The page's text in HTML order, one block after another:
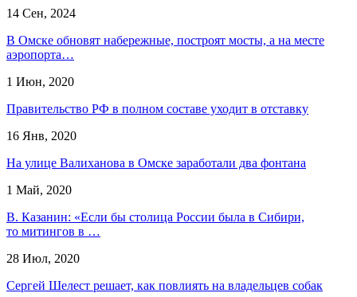
14 Сен, 2024
В Омске обновят набережные, построят мосты, а на месте
аэропорта…
1 Июн, 2020
Правительство РФ в полном составе уходит в отставку
16 Янв, 2020
На улице Валиханова в Омске заработали два фонтана
1 Май, 2020
В. Казанин: «Если бы столица России была в Сибири,
то митингов в …
28 Июл, 2020
Сергей Шелест решает, как повлиять на владельцев собак